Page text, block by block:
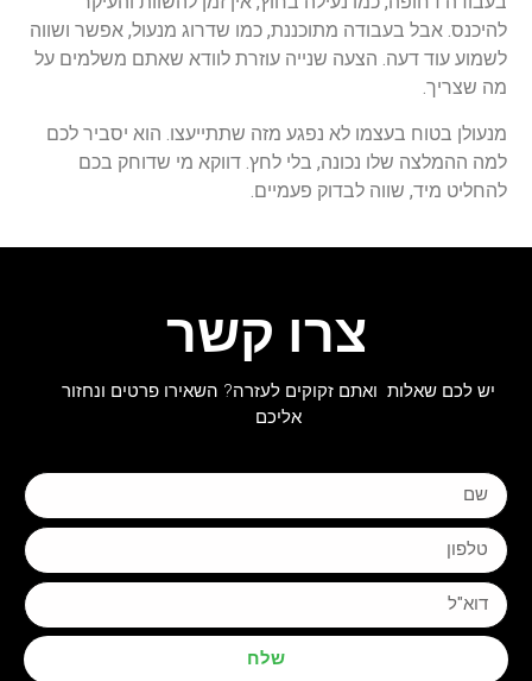
להיכנס. אבל בעבודה מתוכננת, כמו שדרוג מנעול, אפשר ושווה
לשמוע עוד דעה. הצעה שנייה עוזרת לוודא שאתם משלמים על
מה שצריך.
מנעולן בטוח בעצמו לא נפגע מזה שתתייעצו. הוא יסביר לכם
למה ההמלצה שלו נכונה, בלי לחץ. דווקא מי שדוחק בכם
להחליט מיד, שווה לבדוק פעמיים.
צרו קשר
יש לכם שאלות ואתם זקוקים לעזרה? השאירו פרטים ונחזור
אליכם
שלח